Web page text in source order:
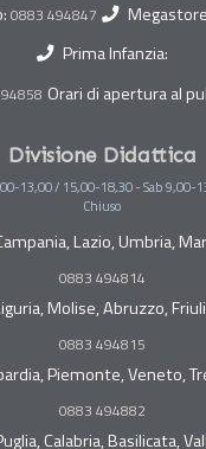
0883 494847
Prima Infanzia:
Orari di apertura al
Divisione Didattica
13,00 / 15,00-18,30 - Sab 9,00-
Chiuso
Lazio, Umbria,
0883 494814
Molise, Abruzzo,
0883 494815
Piemonte, Veneto,
0883 494882
Calabria, Basilicata,